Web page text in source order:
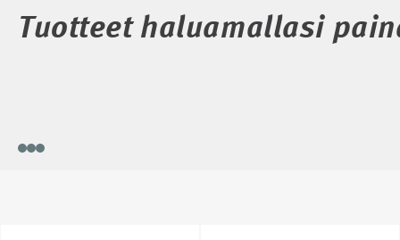
Tuotteet haluamallasi